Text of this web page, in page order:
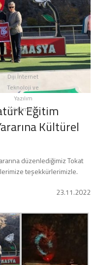
Eğitim
Kültürel
düzenlediğimiz Tokat
teşekkürlerimizle.
23.11.2022
Diji İnternet
Teknoloji ve
Yazılım
Çözümleri